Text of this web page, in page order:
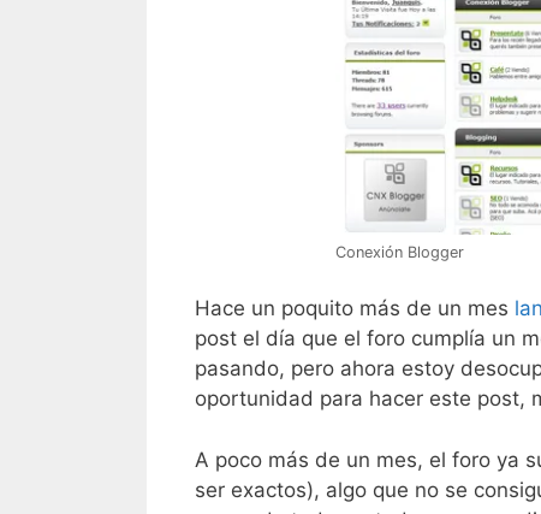
Conexión Blogger
Hace un poquito más de un mes
post el día que el foro cumplía un
pasando, pero ahora estoy
oportunidad para hacer este post,
A poco más de un mes, el foro ya
ser exactos), algo que no se